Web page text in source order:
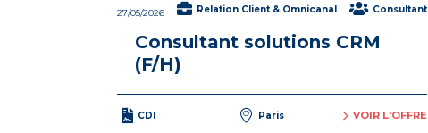
27/05/2026 Relation Client & Omnicanal Consultant
Consultant solutions CRM
(F/H)
CDI Paris VOIR L'OFFRE